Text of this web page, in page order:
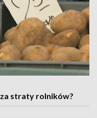
straty rolników?